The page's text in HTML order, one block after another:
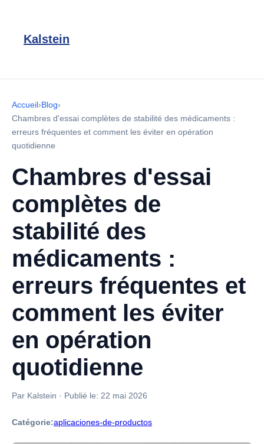
Kalstein
Accueil›Blog›
Chambres d'essai complètes de stabilité des médicaments :
erreurs fréquentes et comment les éviter en opération
quotidienne
Chambres d'essai
complètes de
stabilité des
médicaments :
erreurs fréquentes et
comment les éviter
en opération
quotidienne
Par Kalstein · Publié le: 22 mai 2026
Catégorie:aplicaciones-de-productos